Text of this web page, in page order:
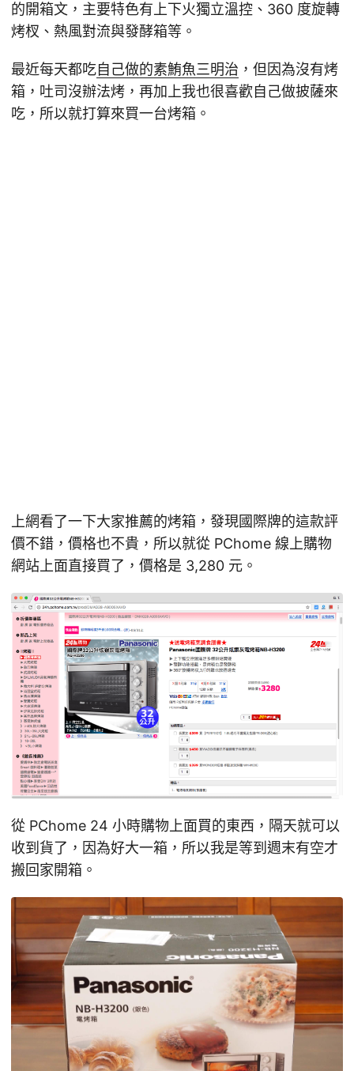
的開箱文，主要特色有上下火獨立溫控、360 度旋轉
烤杈、熱風對流與發酵箱等。
最近每天都吃自己做的素鮪魚三明治 ，但因為沒有烤
箱，吐司沒辦法烤，再加上我也很喜歡自己做披薩來
吃，所以就打算來買一台烤箱。
上網看了一下大家推薦的烤箱，發現國際牌的這款評
價不錯，價格也不貴，所以就從 PChome 線上購物
網站上面直接買了，價格是 3,280 元。
從 PChome 24 小時購物上面買的東西，隔天就可以
收到貨了，因為好大一箱，所以我是等到週末有空才
搬回家開箱。